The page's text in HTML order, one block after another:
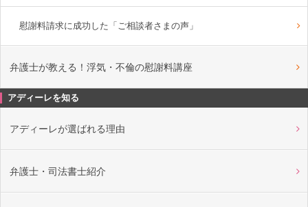
慰謝料請求に成功した「ご相談者さまの声」
弁護士が教える！浮気・不倫の慰謝料講座
アディーレを知る
アディーレが選ばれる理由
弁護士・司法書士紹介